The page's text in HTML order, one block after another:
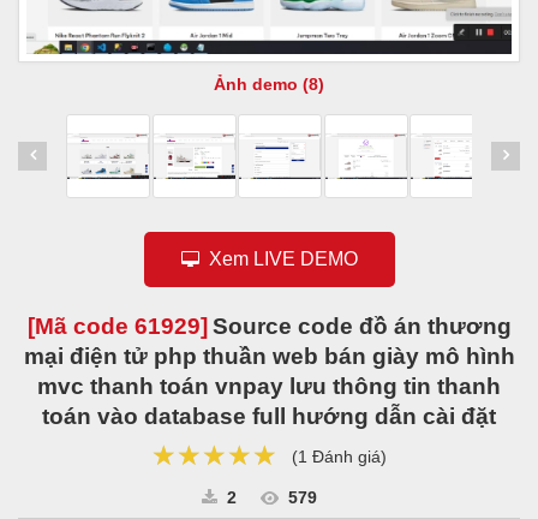
Ảnh demo (8)
Xem LIVE DEMO
[Mã code 61929] Source code đồ án thương
mại điện tử php thuần web bán giày mô hình
mvc thanh toán vnpay lưu thông tin thanh
toán vào database full hướng dẫn cài đặt
★★★★★
★★★★★
★★★★★ (1 Đánh giá)
2 579